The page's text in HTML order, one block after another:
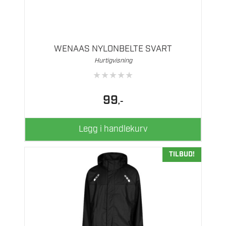
WENAAS NYLONBELTE SVART
Hurtigvisning
★★★★★
99,-
Legg i handlekurv
TILBUD!